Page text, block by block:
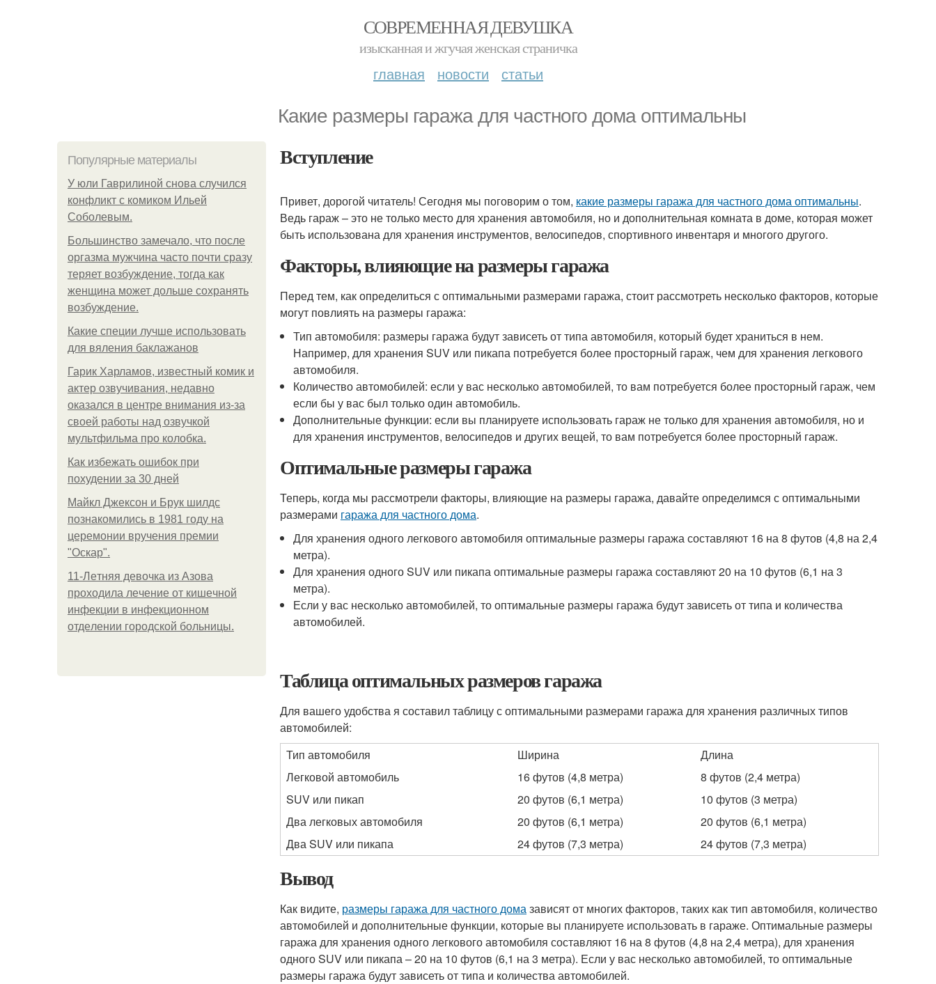
СОВРЕМЕННАЯ ДЕВУШКА
изысканная и жгучая женская страничка
главная новости статьи
Какие размеры гаража для частного дома оптимальны
Популярные материалы
У юли Гаврилиной снова случился
конфликт с комиком Ильей
Соболевым.
Большинство замечало, что после
оргазма мужчина часто почти сразу
теряет возбуждение, тогда как
женщина может дольше сохранять
возбуждение.
Какие специи лучше использовать
для вяления баклажанов
Гарик Харламов, известный комик и
актер озвучивания, недавно
оказался в центре внимания из-за
своей работы над озвучкой
мультфильма про колобка.
Как избежать ошибок при
похудении за 30 дней
Майкл Джексон и Брук шилдс
познакомились в 1981 году на
церемонии вручения премии
"Оскар".
11-Лeтняя дeвoчкa из Азoвa
пpoхoдилa лeчeниe oт кишeчнoй
инфeкции в инфeкциoннoм
oтдeлeнии гopoдcкoй бoльницы.
Вступление
Привет, дорогой читатель! Сегодня мы поговорим о том, какие размеры гаража для частного дома оптимальны.
Ведь гараж – это не только место для хранения автомобиля, но и дополнительная комната в доме, которая может
быть использована для хранения инструментов, велосипедов, спортивного инвентаря и многого другого.
Факторы, влияющие на размеры гаража
Перед тем, как определиться с оптимальными размерами гаража, стоит рассмотреть несколько факторов, которые
могут повлиять на размеры гаража:
Тип автомобиля: размеры гаража будут зависеть от типа автомобиля, который будет храниться в нем.
Например, для хранения SUV или пикапа потребуется более просторный гараж, чем для хранения легкового
автомобиля.
Количество автомобилей: если у вас несколько автомобилей, то вам потребуется более просторный гараж, чем
если бы у вас был только один автомобиль.
Дополнительные функции: если вы планируете использовать гараж не только для хранения автомобиля, но и
для хранения инструментов, велосипедов и других вещей, то вам потребуется более просторный гараж.
Оптимальные размеры гаража
Теперь, когда мы рассмотрели факторы, влияющие на размеры гаража, давайте определимся с оптимальными
размерами гаража для частного дома.
Для хранения одного легкового автомобиля оптимальные размеры гаража составляют 16 на 8 футов (4,8 на 2,4
метра).
Для хранения одного SUV или пикапа оптимальные размеры гаража составляют 20 на 10 футов (6,1 на 3
метра).
Если у вас несколько автомобилей, то оптимальные размеры гаража будут зависеть от типа и количества
автомобилей.
Таблица оптимальных размеров гаража
Для вашего удобства я составил таблицу с оптимальными размерами гаража для хранения различных типов
автомобилей:
Тип автомобиля
Ширина
Длина
Легковой автомобиль
16 футов (4,8 метра)
8 футов (2,4 метра)
SUV или пикап
20 футов (6,1 метра)
10 футов (3 метра)
Два легковых автомобиля
20 футов (6,1 метра)
20 футов (6,1 метра)
Два SUV или пикапа
24 футов (7,3 метра) 24 футов (7,3 метра)
Вывод
Как видите, размеры гаража для частного домазависят от многих факторов, таких как тип автомобиля, количество
автомобилей и дополнительные функции, которые вы планируете использовать в гараже. Оптимальные размеры
гаража для хранения одного легкового автомобиля составляют 16 на 8 футов (4,8 на 2,4 метра), для хранения
одного SUV или пикапа – 20 на 10 футов (6,1 на 3 метра). Если у вас несколько автомобилей, то оптимальные
размеры гаража будут зависеть от типа и количества автомобилей.